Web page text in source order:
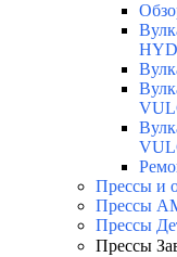
Прессы и
Прессы
Прессы
Прессы